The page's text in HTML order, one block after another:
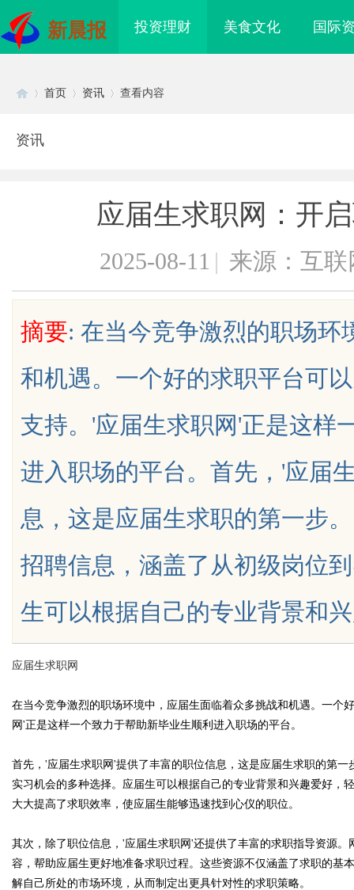
新晨报 投资理财 美食文化 国际
uz
首页 资讯 查看内容
资讯
应届生求职网：开
2025-08-11 | 来源：互联
摘要: 在当今竞争激烈的职场环
和机遇。一个好的求职平台可
支持。'应届生求职网'正是这样
进入职场的平台。首先，'应届
息，这是应届生求职的第一步
招聘信息，涵盖了从初级岗位
生可以根据自己的专业背景和
应届生求职网
在当今竞争激烈的职场环境中，应届生面临着众多挑战和机遇。一个
网'正是这样一个致力于帮助新毕业生顺利进入职场的平台。
首先，'应届生求职网'提供了丰富的职位信息，这是应届生求职的第
实习机会的多种选择。应届生可以根据自己的专业背景和兴趣爱好，
大大提高了求职效率，使应届生能够迅速找到心仪的职位。
其次，除了职位信息，'应届生求职网'还提供了丰富的求职指导资源
容，帮助应届生更好地准备求职过程。这些资源不仅涵盖了求职的基
解自己所处的市场环境，从而制定出更具针对性的求职策略。
南 的眉眼唇
笔！淡颜